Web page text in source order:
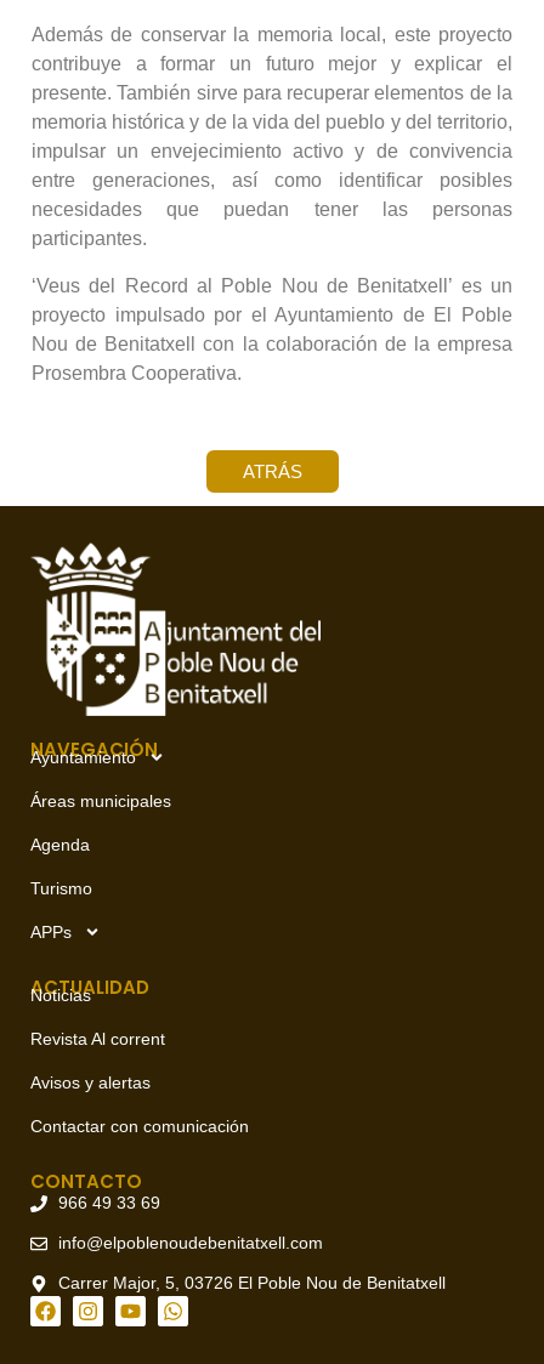
Además de conservar la memoria local, este proyecto
contribuye a formar un futuro mejor y explicar el
presente. También sirve para recuperar elementos de la
memoria histórica y de la vida del pueblo y del territorio,
impulsar un envejecimiento activo y de convivencia
entre generaciones, así como identificar posibles
necesidades que puedan tener las personas
participantes.
‘Veus del Record al Poble Nou de Benitatxell’ es un
proyecto impulsado por el Ayuntamiento de El Poble
Nou de Benitatxell con la colaboración de la empresa
Prosembra Cooperativa.
ATRÁS
NAVEGACIÓN
Ayuntamiento
Áreas municipales
Agenda
Turismo
APPs
ACTUALIDAD
Noticias
Revista Al corrent
Avisos y alertas
Contactar con comunicación
CONTACTO
966 49 33 69
info@elpoblenoudebenitatxell.com
Carrer Major, 5, 03726 El Poble Nou de Benitatxell